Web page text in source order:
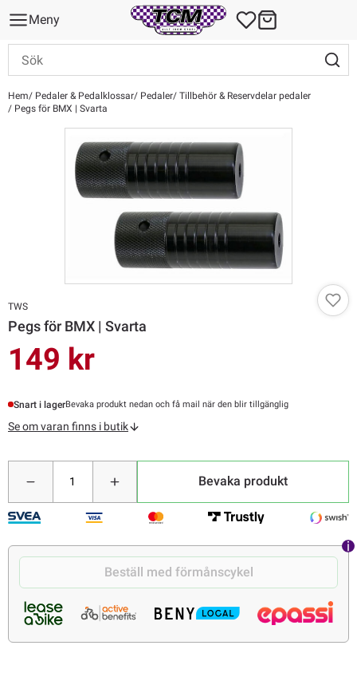
Meny
Hem Pedaler & Pedalklossar Pedaler Tillbehör & Reservdelar pedaler
Pegs för BMX | Svarta
TWS
Pegs för BMX | Svarta
149 kr
Snart i lagerBevaka produkt nedan och få mail när den blir tillgänglig
Se om varan finns i butik
Bevaka produkt
Beställ med förmånscykel